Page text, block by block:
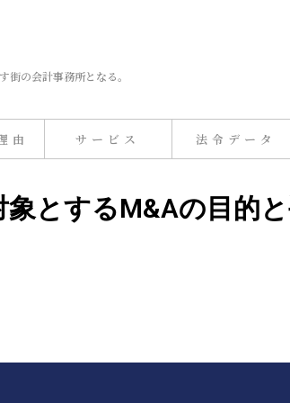
街の会計事務所となる。
由 サービス 法令データ
とするM&Aの目的